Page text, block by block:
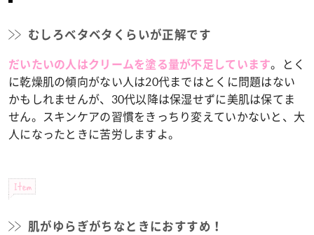
むしろベタベタくらいが正解です
だいたいの人はクリームを塗る量が不足しています。とく
に乾燥肌の傾向がない人は20代まではとくに問題はない
かもしれませんが、30代以降は保湿せずに美肌は保てま
せん。スキンケアの習慣をきっちり変えていかないと、大
人になったときに苦労しますよ。
Item
肌がゆらぎがちなときにおすすめ！